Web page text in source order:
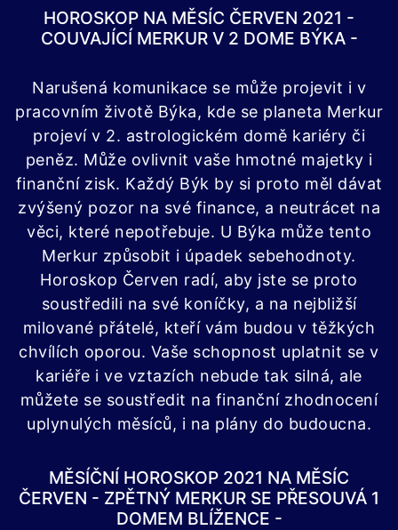
HOROSKOP NA MĚSÍC ČERVEN 2021 -
COUVAJÍCÍ MERKUR V 2 DOME BÝKA -
Narušená komunikace se může projevit i v
pracovním životě Býka, kde se planeta Merkur
projeví v 2. astrologickém domě kariéry či
peněz. Může ovlivnit vaše hmotné majetky i
finanční zisk. Každý Býk by si proto měl dávat
zvýšený pozor na své finance, a neutrácet na
věci, které nepotřebuje. U Býka může tento
Merkur způsobit i úpadek sebehodnoty.
Horoskop Červen radí, aby jste se proto
soustředili na své koníčky, a na nejbližší
milované přátelé, kteří vám budou v těžkých
chvílích oporou. Vaše schopnost uplatnit se v
kariéře i ve vztazích nebude tak silná, ale
můžete se soustředit na finanční zhodnocení
uplynulých měsíců, i na plány do budoucna.
MĚSÍČNÍ HOROSKOP 2021 NA MĚSÍC
ČERVEN - ZPĚTNÝ MERKUR SE PŘESOUVÁ 1
DOMEM BLÍŽENCE -